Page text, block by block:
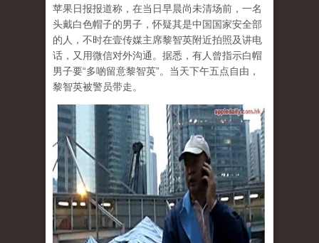
苹果日报报道称，在当日早晨尚未清场前，一名
头戴白色帽子的男子，怀疑其是中国国家安全部
的人，不时在壹传媒主席黎智英附近拍照及讲电
话，又用微信对外沟通。据悉，有人曾指示白帽
男子要“多啲留意黎智英”。当天下午五点自由，
黎智英被警员带走。